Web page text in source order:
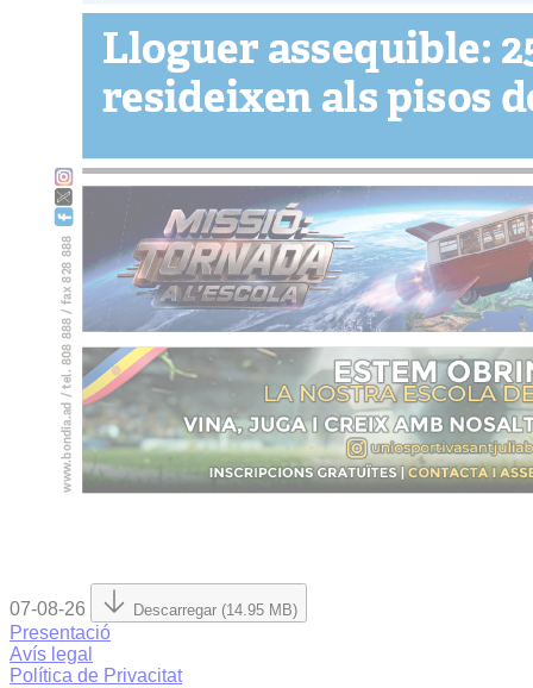
07-08-26 Descarregar (14.95 MB)
Presentació
Avís legal
Política de Privacitat